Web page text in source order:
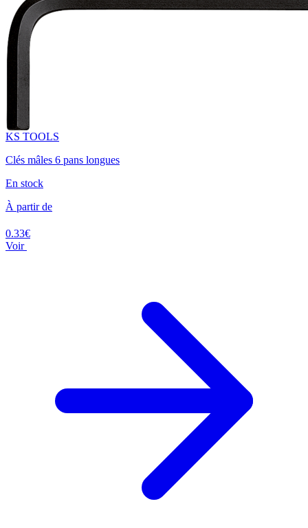
KS TOOLS
Clés mâles 6 pans longues
En stock
À partir de
0.33€
Voir